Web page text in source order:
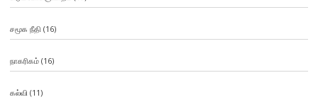
சமூக நீதி (16)
நாகரிகம்(16)
கல்வி (11)